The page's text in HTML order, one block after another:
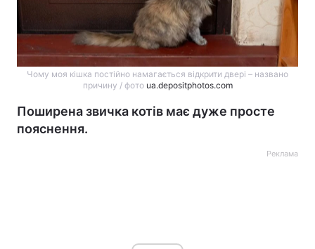
Чому моя кішка постійно намагається відкрити двері – названо
причину / фото ua.depositphotos.com
Поширена звичка котів має дуже просте
пояснення.
Реклама